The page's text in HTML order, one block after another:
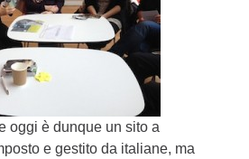
oggi è dunque un sito a
e gestito da italiane, ma